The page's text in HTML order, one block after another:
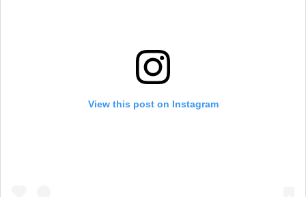
View this post on Instagram